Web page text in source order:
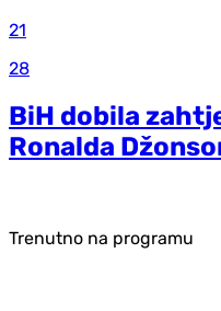
21
28
BiH dobila
Ronalda
Trenutno na programu